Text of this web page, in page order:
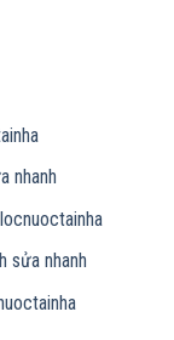
nhanh
sửa nhanh